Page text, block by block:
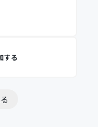
する